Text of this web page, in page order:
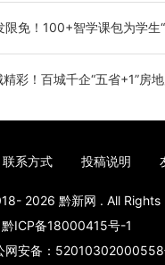
限免！100+智学课包为学生
彩！百城千企“五省+1”房
联系方式 投稿说明
2026 黔新网 . All Rights
黔ICP备18000415号-1
网安备：